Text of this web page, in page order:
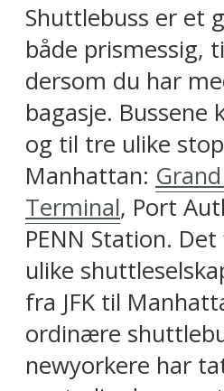
Shuttlebuss er et
både prismessig,
dersom du har
bagasje. Bussene
og til tre ulike
Manhattan:
Terminal, Port
PENN Station.
ulike
fra JFK til
ordinære
newyorkere har